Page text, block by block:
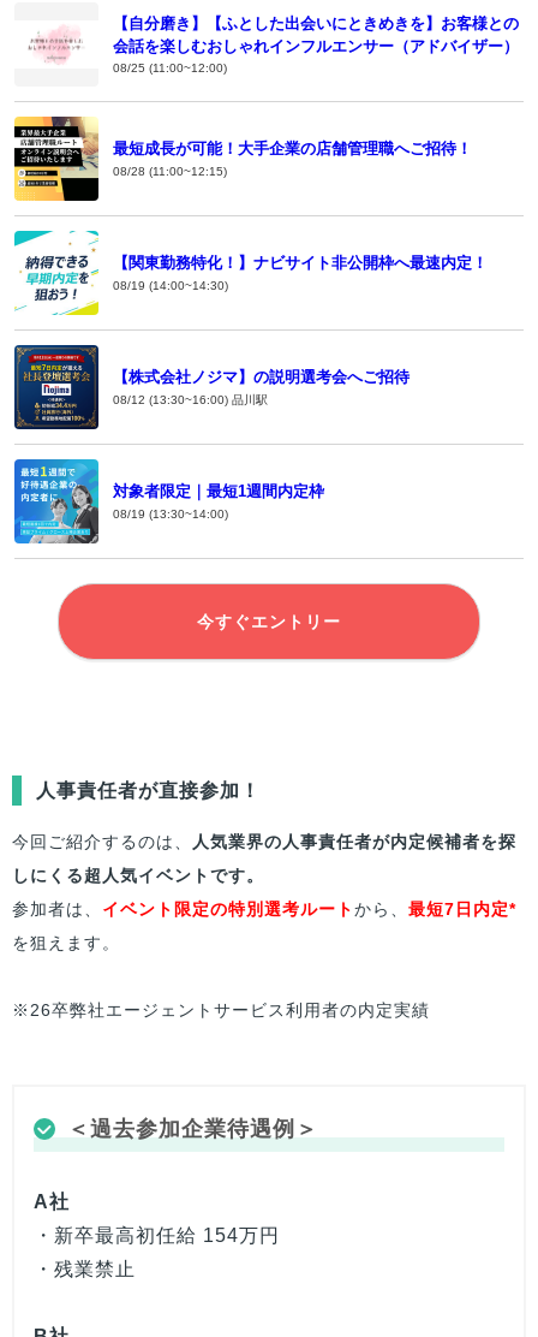
【自分磨き】【ふとした出会いにときめきを】お客様との
会話を楽しむおしゃれインフルエンサー（アドバイザー）
08/25 (11:00~12:00)
最短成長が可能！大手企業の店舗管理職へご招待！
08/28 (11:00~12:15)
【関東勤務特化！】ナビサイト非公開枠へ最速内定！
08/19 (14:00~14:30)
【株式会社ノジマ】の説明選考会へご招待
08/12 (13:30~16:00) 品川駅
対象者限定｜最短1週間内定枠
08/19 (13:30~14:00)
今すぐエントリー
人事責任者が直接参加！
今回ご紹介するのは、
人気業界の人事責任者が内定候補者を探
しにくる超人気イベントです。
参加者は、 イベント限定の特別選考ルートから、 最短7日内定*
を狙えます。
※26卒弊社エージェントサービス利用者の内定実績
＜過去参加企業待遇例＞
A社
・新卒最高初任給 154万円
・残業禁止